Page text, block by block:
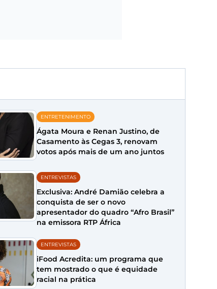
ENTRETENIMENTO
Ágata Moura e Renan Justino, de
Casamento às Cegas 3, renovam
votos após mais de um ano juntos
ENTREVISTAS
Exclusiva: André Damião celebra a
conquista de ser o novo
apresentador do quadro “Afro Brasil”
na emissora RTP África
ENTREVISTAS
iFood Acredita: um programa que
tem mostrado o que é equidade
racial na prática